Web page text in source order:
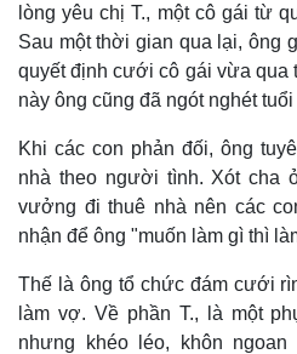
lòng yêu chị T., một cô gái từ
Sau một thời gian qua lại, ông
quyết định cưới cô gái vừa qua
này ông cũng đã ngót nghét tuổi
Khi các con phản đối, ông
nhà theo người tình. Xót cha
vưởng đi thuê nhà nên các
nhận để ông "muốn làm gì thì
Thế là ông tổ chức đám cưới
làm vợ. Về phần T., là một
nhưng khéo léo, khôn